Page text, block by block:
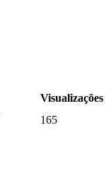
Visualizações
165